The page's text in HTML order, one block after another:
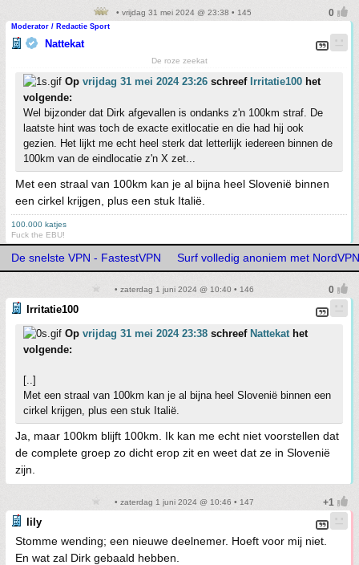
• vrijdag 31 mei 2024 @ 23:38 • 145
Moderator / Redactie Sport
Nattekat
De roze zeekat
Op vrijdag 31 mei 2024 23:26 schreef Irritatie100 het
volgende:
Wel bijzonder dat Dirk afgevallen is ondanks z'n 100km straf. De
laatste hint was toch de exacte exitlocatie en die had hij ook
gezien. Het lijkt me echt heel sterk dat letterlijk iedereen binnen de
100km van de eindlocatie z'n X zet...
Met een straal van 100km kan je al bijna heel Slovenië binnen
een cirkel krijgen, plus een stuk Italië.
100.000 katjes
Fuck the EBU!
De snelste VPN - FastestVPN Surf volledig anoniem met NordVPN
• zaterdag 1 juni 2024 @ 10:40 • 146
Irritatie100
Op vrijdag 31 mei 2024 23:38 schreef Nattekathet
volgende:
[..]
Met een straal van 100km kan je al bijna heel Slovenië binnen een
cirkel krijgen, plus een stuk Italië.
Ja, maar 100km blijft 100km. Ik kan me echt niet voorstellen dat
de complete groep zo dicht erop zit en weet dat ze in Slovenië
zijn.
• zaterdag 1 juni 2024 @ 10:46 • 147
lily
Stomme wending; een nieuwe deelnemer. Hoeft voor mij niet.
En wat zal Dirk gebaald hebben.